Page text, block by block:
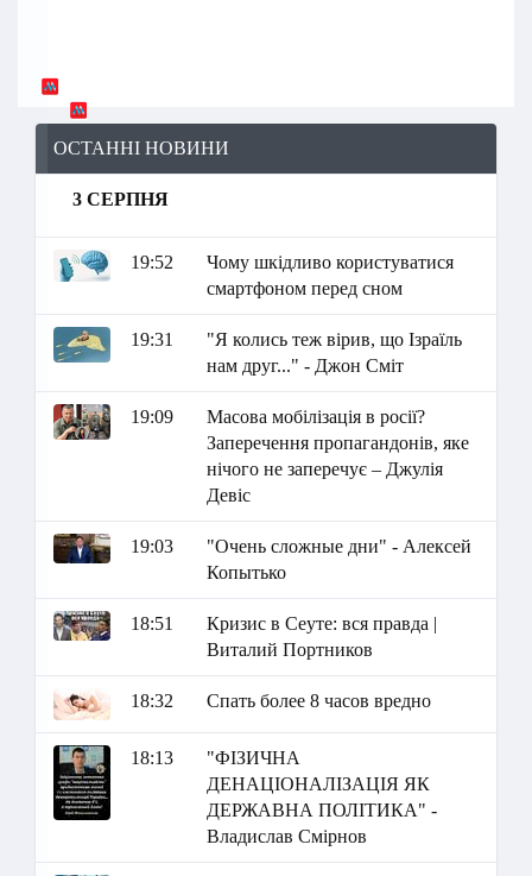
ОСТАННІ НОВИНИ
3 СЕРПНЯ
19:52
Чому шкідливо користуватися
смартфоном перед сном
19:31
"Я колись теж вірив, що Ізраїль
нам друг..." - Джон Сміт
19:09
Масова мобілізація в росії?
Заперечення пропагандонів, яке
нічого не заперечує – Джулія
Девіс
19:03
"Очень сложные дни" - Алексей
Копытько
18:51
Кризис в Сеуте: вся правда |
Виталий Портников
18:32 Спать более 8 часов вредно
18:13
"ФІЗИЧНА
ДЕНАЦІОНАЛІЗАЦІЯ ЯК
ДЕРЖАВНА ПОЛІТИКА" -
Владислав Смірнов